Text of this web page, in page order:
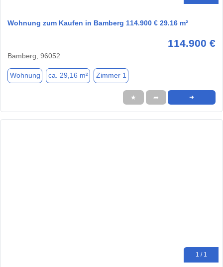
Wohnung zum Kaufen in Bamberg 114.900 € 29.16 m²
114.900 €
Bamberg, 96052
Wohnung ca. 29,16 m² Zimmer 1
★ ➦ ➜
1 / 1